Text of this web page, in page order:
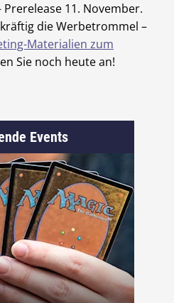
Prerelease 11. November.
die Werbetrommel –
Materialien zum
Sie noch heute an!
Events